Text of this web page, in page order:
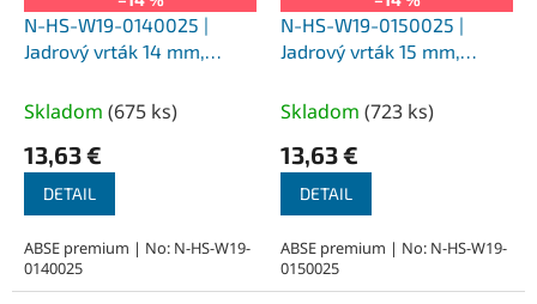
N-HS-W19-0140025 |
Jadrový vrták 14 mm,
upnutie Weldon 19
Skladom (675 ks)
13,63 €
DETAIL
ABSE premium | No: N-HS-W19-
0140025
N-HS-W19-0150025 |
Jadrový vrták 15 mm,
upnutie Weldon 19
Skladom (723 ks)
13,63 €
DETAIL
ABSE premium | No: N-HS-W19-
0150025